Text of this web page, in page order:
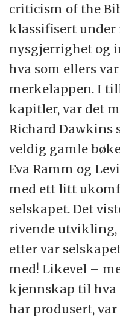
criticism of the
klassifisert
nysgjerrighet og
hva som ellers
merkelappen. I
kapitler, var det
Richard Dawkins
veldig gamle
Eva Ramm og
med ett litt
selskapet. Det
rivende utvikling,
etter var
med! Likevel –
kjennskap til hva
har produsert,